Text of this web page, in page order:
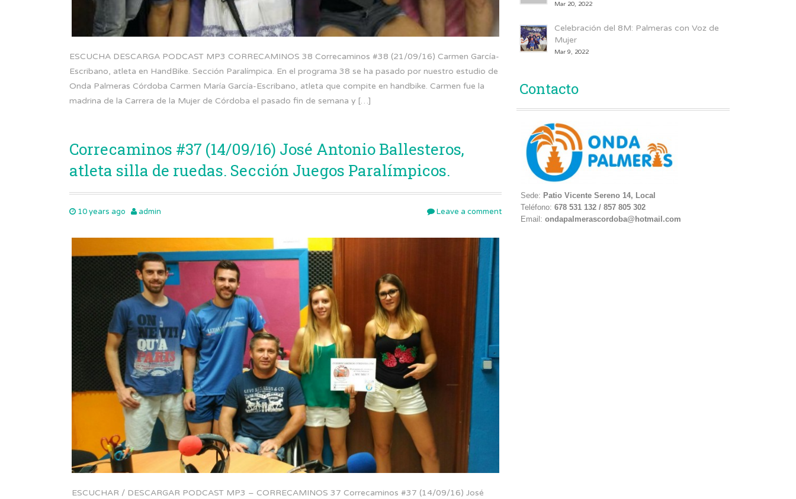
ESCUCHA DESCARGA PODCAST MP3 CORRECAMINOS 38 Correcaminos #38 (21/09/16) Carmen García-
Escribano, atleta en HandBike. Sección Paralímpica. En el programa 38 se ha pasado por nuestro estudio de
Onda Palmeras Córdoba Carmen María García-Escribano, atleta que compite en handbike. Carmen fue la
madrina de la Carrera de la Mujer de Córdoba el pasado fin de semana y […]
Correcaminos #37 (14/09/16) José Antonio Ballesteros,
atleta silla de ruedas. Sección Juegos Paralímpicos.
10 years ago admin Leave a comment
ESCUCHAR / DESCARGAR PODCAST MP3 – CORRECAMINOS 37 Correcaminos #37 (14/09/16) José
Mar 20, 2022
Celebración del 8M: Palmeras con Voz de
Mujer
Mar 9, 2022
Contacto
Sede: Patio Vicente Sereno 14, Local
Teléfono: 678 531 132 / 857 805 302
Email: ondapalmerascordoba@hotmail.com